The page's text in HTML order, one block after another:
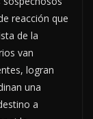
reacción que
de la
van
logran
una
a